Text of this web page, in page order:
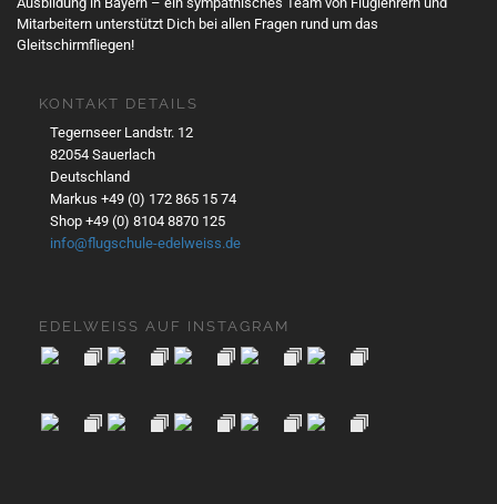
Mitarbeitern unterstützt Dich bei allen Fragen rund um das
Gleitschirmfliegen!
KONTAKT DETAILS
Tegernseer Landstr. 12
82054 Sauerlach
Deutschland
Markus +49 (0) 172 865 15 74
Shop +49 (0) 8104 8870 125
info@flugschule-edelweiss.de
EDELWEISS AUF INSTAGRAM